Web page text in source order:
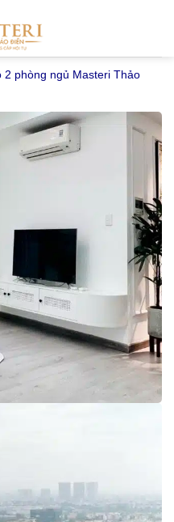
2 phòng ngủ Masteri Thảo